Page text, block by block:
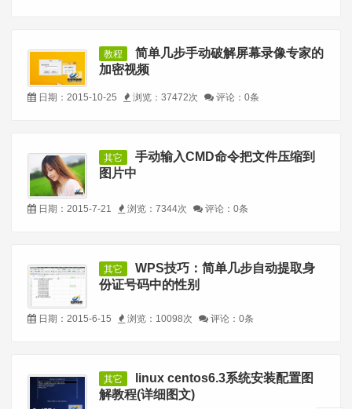
教程
简单几步手动破解屏幕录像专家的
加密视频
日期：2015-10-25 浏览：37472次 评论：0条
其它
手动输入CMD命令把文件压缩到
图片中
日期：2015-7-21 浏览：7344次 评论：0条
其它
WPS技巧：简单几步自动提取身
份证号码中的性别
日期：2015-6-15 浏览：10098次 评论：0条
其它
linux centos6.3系统安装配置图
解教程(详细图文)